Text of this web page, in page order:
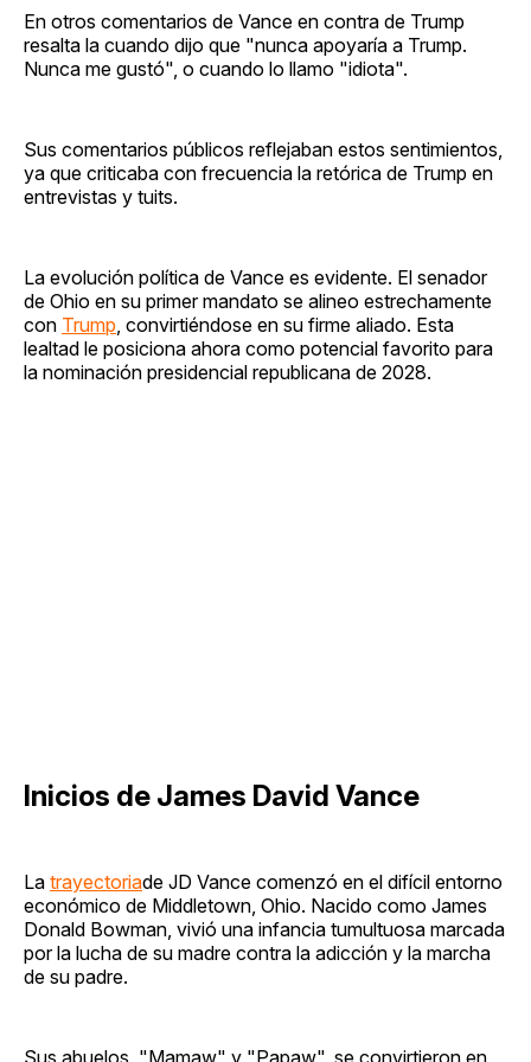
En otros comentarios de Vance en contra de Trump
resalta la cuando dijo que "nunca apoyaría a Trump.
Nunca me gustó", o cuando lo llamo "idiota".
Sus comentarios públicos reflejaban estos sentimientos,
ya que criticaba con frecuencia la retórica de Trump en
entrevistas y tuits.
La evolución política de Vance es evidente. El senador
de Ohio en su primer mandato se alineo estrechamente
con Trump , convirtiéndose en su firme aliado. Esta
lealtad le posiciona ahora como potencial favorito para
la nominación presidencial republicana de 2028.
Inicios de James David Vance
La trayectoriade JD Vance comenzó en el difícil entorno
económico de Middletown, Ohio. Nacido como James
Donald Bowman, vivió una infancia tumultuosa marcada
por la lucha de su madre contra la adicción y la marcha
de su padre.
Sus abuelos, "Mamaw" y "Papaw", se convirtieron en